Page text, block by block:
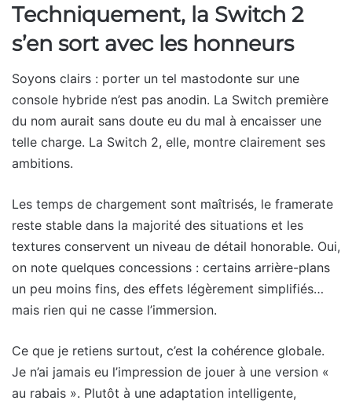
Techniquement, la Switch 2
s’en sort avec les honneurs
Soyons clairs : porter un tel mastodonte sur une
console hybride n’est pas anodin. La Switch première
du nom aurait sans doute eu du mal à encaisser une
telle charge. La Switch 2, elle, montre clairement ses
ambitions.
Les temps de chargement sont maîtrisés, le framerate
reste stable dans la majorité des situations et les
textures conservent un niveau de détail honorable. Oui,
on note quelques concessions : certains arrière-plans
un peu moins fins, des effets légèrement simplifiés…
mais rien qui ne casse l’immersion.
Ce que je retiens surtout, c’est la cohérence globale.
Je n’ai jamais eu l’impression de jouer à une version «
au rabais ». Plutôt à une adaptation intelligente,